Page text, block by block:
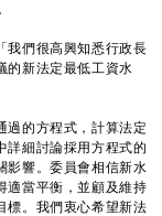
們很高興知悉行政長
的新法定最低工資水
的方程式，計算法定
詳細討論採用方程式的
影響。委員會相信新水
適當平衡，並顧及維持
標。我們衷心希望新法